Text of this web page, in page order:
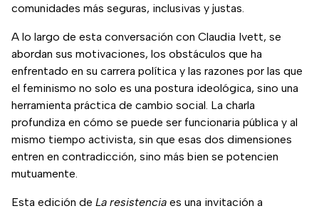
comunidades más seguras, inclusivas y justas.
A lo largo de esta conversación con Claudia Ivett, se
abordan sus motivaciones, los obstáculos que ha
enfrentado en su carrera política y las razones por las que
el feminismo no solo es una postura ideológica, sino una
herramienta práctica de cambio social. La charla
profundiza en cómo se puede ser funcionaria pública y al
mismo tiempo activista, sin que esas dos dimensiones
entren en contradicción, sino más bien se potencien
mutuamente.
Esta edición de La resistencia es una invitación a